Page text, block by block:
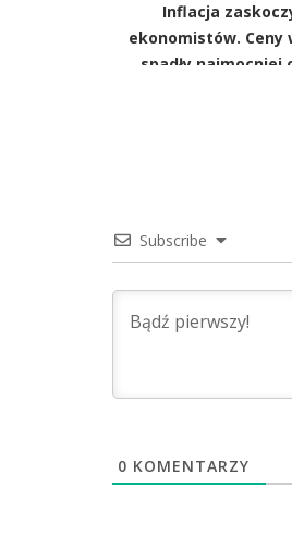
Inflacja
ekonomistów. Ceny
spadły najmocniej
Subscribe
0 KOMENTARZY